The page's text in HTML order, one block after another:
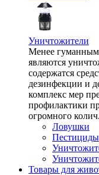
Уничтожители
Менее гуманным
являются
содержатся
дезинфекции и
комплекс мер
профилактики
огромного
Ловушки
Пестициды
Товары для